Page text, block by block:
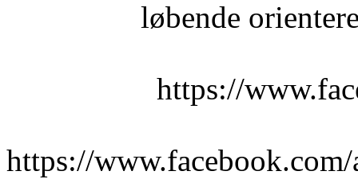
løbende
https://
https://